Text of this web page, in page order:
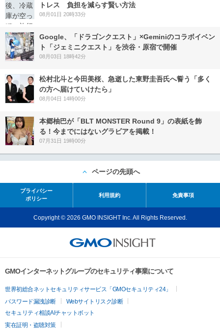
トレス 負担を減らす賢い方法
08月01日 20時33分
Google、「ドラゴンクエスト」×Geminiのコラボイベン
ト「ジェミニクエスト」を渋谷・原宿で開催
08月03日 18時42分
松村北斗と今田美桜、急逝した東野圭吾氏へ誓う「多く
の方へ届けていけたら」
08月04日 14時00分
本郷柚巴が「BLT MONSTER Round 9」の表紙を飾
る！今までにはないグラビアを掲載！
07月31日 19時00分
ページの先頭へ
プライバシー
ポリシー
利用規約 免責事項
Copyright © 2026 GMO INSIGHT Inc. All Rights Reserved.
GMOインターネットグループのセキュリティ事業について
世界初総合ネットセキュリティサービス「GMOセキュリティ24」
パスワード漏洩診断
Webサイトリスク診断
セキュリティ相談AIチャットボット
実在証明・盗聴対策